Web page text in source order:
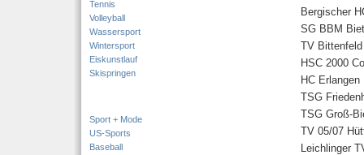
Tennis
Volleyball
Wassersport
Wintersport
Eiskunstlauf
Skispringen
Sport + Mode
US-Sports
Baseball
Bergischer
SG BBM
TV Bittenfeld
HSC 2000
HC Erlangen
TSG
TSG Groß-
TV 05/07
Leichlinger